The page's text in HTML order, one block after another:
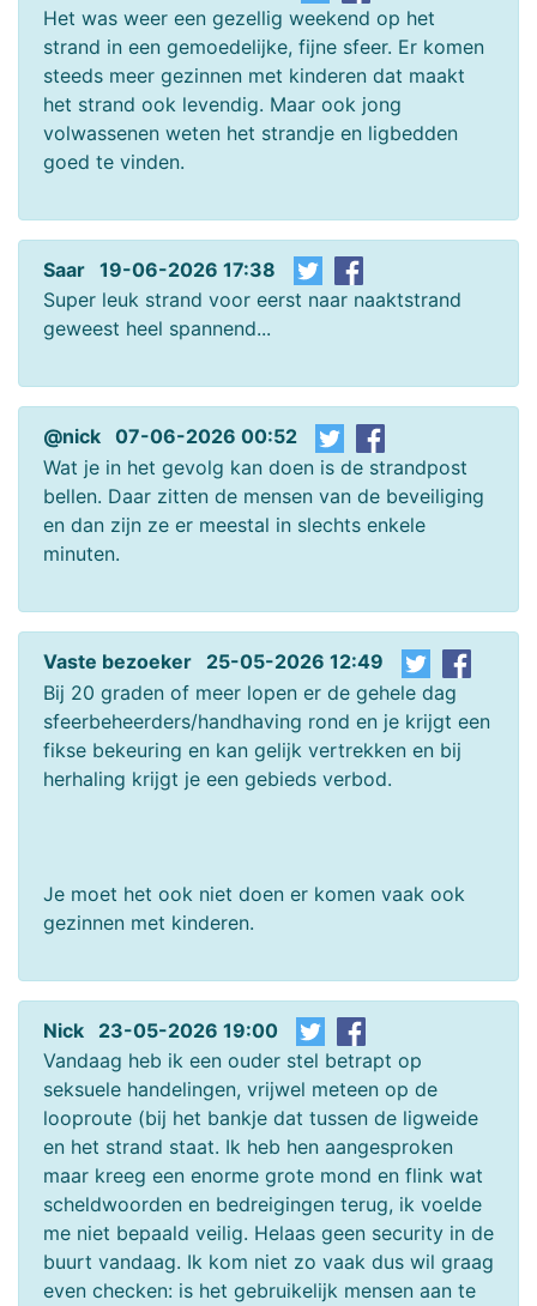
Het was weer een gezellig weekend op het
strand in een gemoedelijke, fijne sfeer. Er komen
steeds meer gezinnen met kinderen dat maakt
het strand ook levendig. Maar ook jong
volwassenen weten het strandje en ligbedden
goed te vinden.
Saar 19-06-2026 17:38
Super leuk strand voor eerst naar naaktstrand
geweest heel spannend...
@nick 07-06-2026 00:52
Wat je in het gevolg kan doen is de strandpost
bellen. Daar zitten de mensen van de beveiliging
en dan zijn ze er meestal in slechts enkele
minuten.
Vaste bezoeker 25-05-2026 12:49
Bij 20 graden of meer lopen er de gehele dag
sfeerbeheerders/handhaving rond en je krijgt een
fikse bekeuring en kan gelijk vertrekken en bij
herhaling krijgt je een gebieds verbod.
Je moet het ook niet doen er komen vaak ook
gezinnen met kinderen.
Nick 23-05-2026 19:00
Vandaag heb ik een ouder stel betrapt op
seksuele handelingen, vrijwel meteen op de
looproute (bij het bankje dat tussen de ligweide
en het strand staat. Ik heb hen aangesproken
maar kreeg een enorme grote mond en flink wat
scheldwoorden en bedreigingen terug, ik voelde
me niet bepaald veilig. Helaas geen security in de
buurt vandaag. Ik kom niet zo vaak dus wil graag
even checken: is het gebruikelijk mensen aan te